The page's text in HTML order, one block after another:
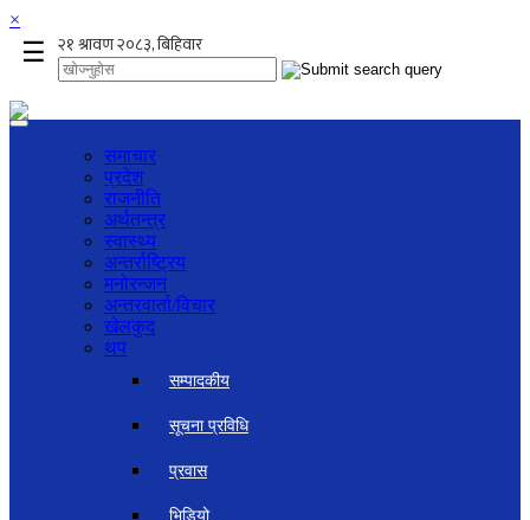
×
☰
समाचार
प्रदेश
राजनीति
अर्थतन्त्र
स्वास्थ्य
अन्तर्राष्ट्रिय
मनोरन्जन
अन्तरवार्ता/विचार
खेलकुद
थप
सम्पादकीय
सूचना प्रविधि
प्रवास
भिडियो